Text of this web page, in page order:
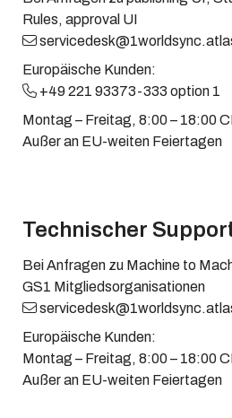
Rules, approval UI
Europäische Kunden:
+49 221 93373-333 option 1
Montag – Freitag, 8:00 – 18:00
Außer an EU-weiten Feiertagen
Technischer
Bei Anfragen zu Machine to
GS1 Mitgliedsorganisationen
Europäische Kunden:
Montag – Freitag, 8:00 – 18:00
Außer an EU-weiten Feiertagen